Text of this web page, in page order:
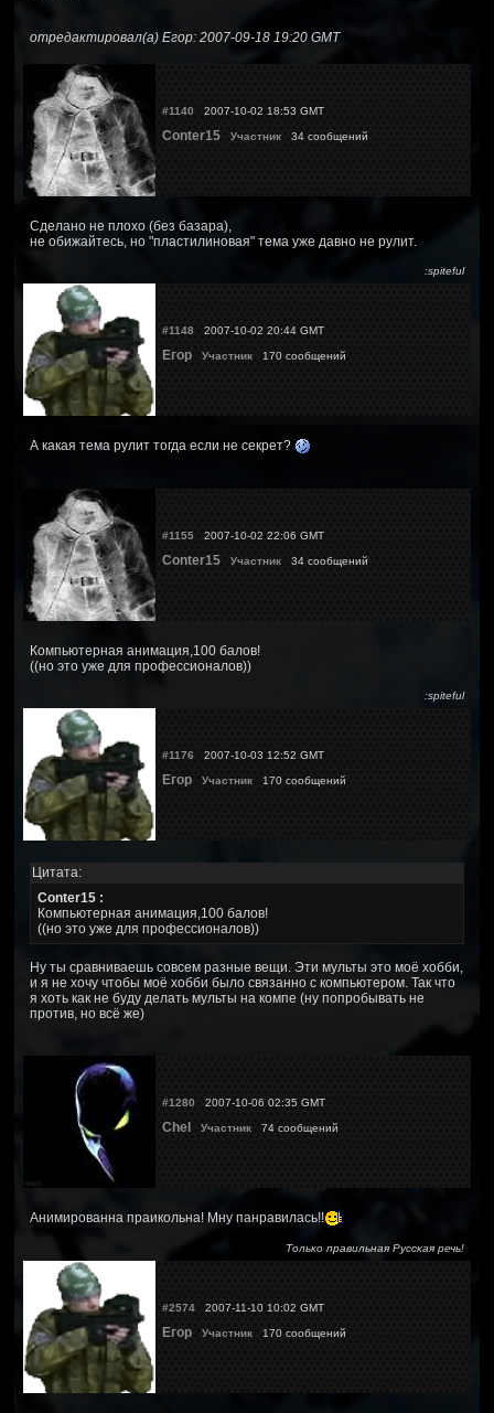
отредактировал(а) Егор: 2007-09-18 19:20 GMT
#1140 2007-10-02 18:53 GMT
Conter15 Участник 34 сообщений
Сделано не плохо (без базара),
не обижайтесь, но "пластилиновая" тема уже давно не рулит.
:spiteful
#1148 2007-10-02 20:44 GMT
Егор Участник 170 сообщений
А какая тема рулит тогда если не секрет?
#1155 2007-10-02 22:06 GMT
Conter15 Участник 34 сообщений
Компьютерная анимация,100 балов!
((но это уже для профессионалов))
:spiteful
#1176 2007-10-03 12:52 GMT
Егор Участник 170 сообщений
Цитата:
Conter15 :
Компьютерная анимация,100 балов!
((но это уже для профессионалов))
Ну ты сравниваешь совсем разные вещи. Эти мульты это моё хобби,
и я не хочу чтобы моё хобби было связанно с компьютером. Так что
я хоть как не буду делать мульты на компе (ну попробывать не
против, но всё же)
#1280 2007-10-06 02:35 GMT
Chel Участник 74 сообщений
Анимированна праикольна! Мну панравилась!!
Только правильная Русская речь!
#2574 2007-11-10 10:02 GMT
Егор Участник 170 сообщений